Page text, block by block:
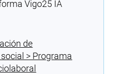
Vigo25 IA
de
> Programa